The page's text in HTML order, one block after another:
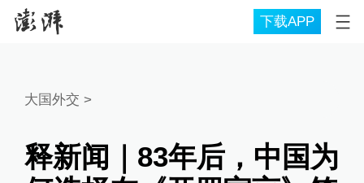
下载APP
大国外交 >
释新闻｜83年后，中国为